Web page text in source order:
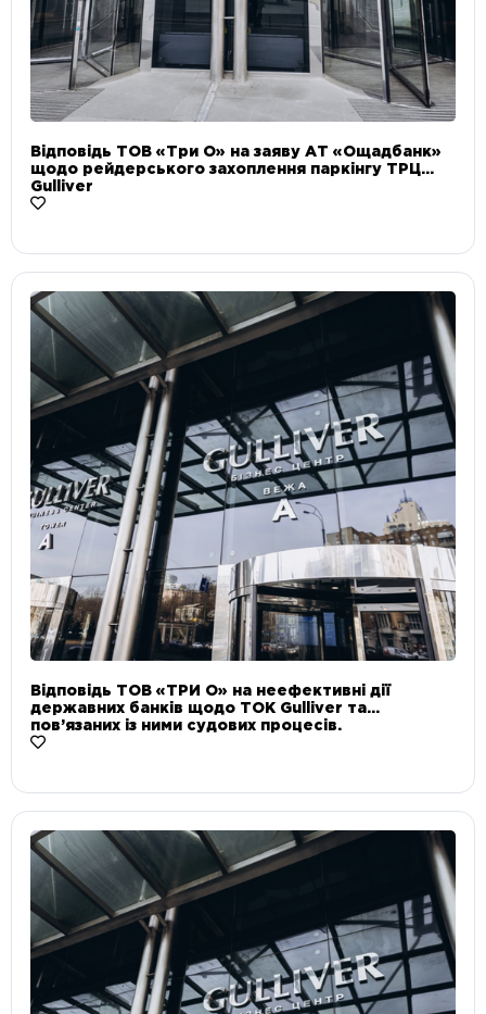
Відповідь ТОВ «Три О» на заяву АТ «Ощадбанк»
щодо рейдерського захоплення паркінгу ТРЦ
Gulliver
Відповідь ТОВ «ТРИ О» на неефективні дії
державних банків щодо ТОК Gulliver та
пов’язаних із ними судових процесів.